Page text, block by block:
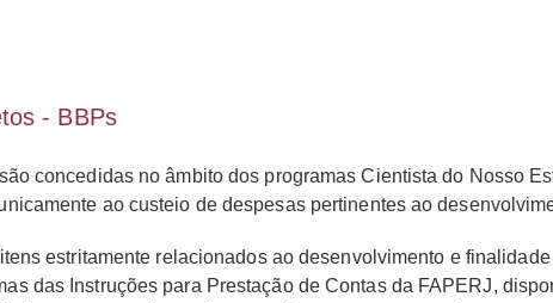
- BBPs
concedidas no âmbito dos programas Cientista do Nosso
ao custeio de despesas pertinentes ao
estritamente relacionados ao desenvolvimento e
das Instruções para Prestação de Contas da FAPERJ,